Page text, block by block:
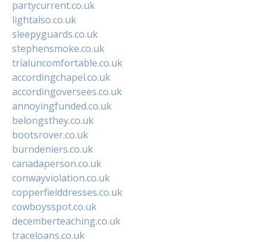
partycurrent.co.uk
lightalso.co.uk
sleepyguards.co.uk
stephensmoke.co.uk
trialuncomfortable.co.uk
accordingchapel.co.uk
accordingoversees.co.uk
annoyingfunded.co.uk
belongsthey.co.uk
bootsrover.co.uk
burndeniers.co.uk
canadaperson.co.uk
conwayviolation.co.uk
copperfielddresses.co.uk
cowboysspot.co.uk
decemberteaching.co.uk
traceloans.co.uk